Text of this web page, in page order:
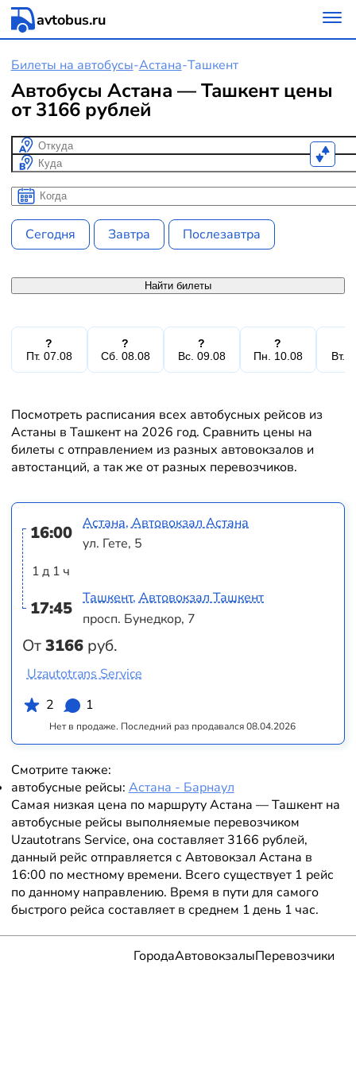
avtobus.ru
Билеты на автобусы-Астана-Ташкент
Автобусы Астана — Ташкент цены
от 3166 рублей
Откуда
Куда
Когда
Когда
Сегодня Завтра Послезавтра
Найти билеты
?
Пт. 07.08
?
Сб. 08.08
?
Вс. 09.08
?
Пн. 10.08
Вт.
Посмотреть расписания всех автобусных рейсов из
Астаны в Ташкент на 2026 год. Сравнить цены на
билеты с отправлением из разных автовокзалов и
автостанций, а так же от разных перевозчиков.
16:00
1 д 1 ч
17:45
От3166 руб.
Астана, Автовокзал Астана
ул. Гете, 5
Ташкент, Автовокзал Ташкент
просп. Бунедкор, 7
Нет в продаже. Последний раз продавался 08.04.2026
Uzautotrans Service
2
1
Смотрите также:
автобусные рейсы: Астана - Барнаул
Самая низкая цена по маршруту Астана — Ташкент на
автобусные рейсы выполняемые перевозчиком
Uzautotrans Service, она составляет 3166 рублей,
данный рейс отправляется с Автовокзал Астана в
16:00 по местному времени. Всего существует 1 рейс
по данному направлению. Время в пути для самого
быстрого рейса составляет в среднем 1 день 1 час.
ГородаАвтовокзалыПеревозчики